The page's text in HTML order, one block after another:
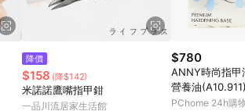
降價
$158 (降$142)
米諾諾鷹嘴指甲鉗
一品川流居家生活館
$780
ANNY時尚指甲
營養油
PChome 24h購